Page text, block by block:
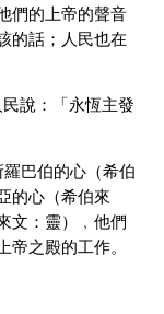
們的上帝的聲音
的話；人民也在
說：「永恆主發
巴伯的心（希伯
的心（希伯來
文：靈）﹐他們
之殿的工作。